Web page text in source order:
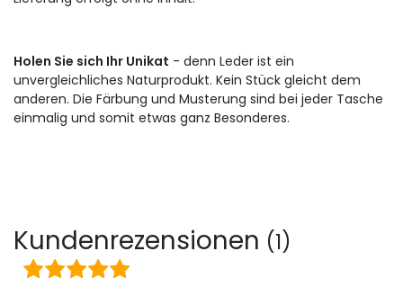
Holen Sie sich Ihr Unikat - denn Leder ist ein
unvergleichliches Naturprodukt. Kein Stück gleicht dem
anderen. Die Färbung und Musterung sind bei jeder Tasche
einmalig und somit etwas ganz Besonderes.
Kundenrezensionen (1)